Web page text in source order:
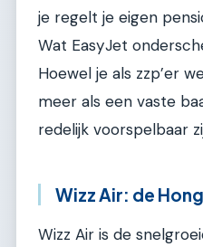
je regelt je eigen
Wat EasyJet
Hoewel je als zzp’er
meer als een vaste
redelijk voorspelbaar
Wizz Air: de
Wizz Air is de